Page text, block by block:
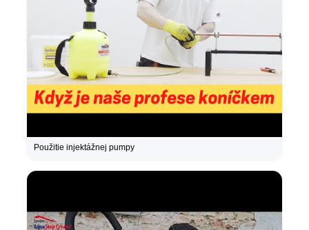
Použitie injektážnej pumpy